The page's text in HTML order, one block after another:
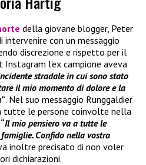
della giovane blogger, Peter
intervenire con un messaggio
discrezione e rispetto per il
l’ex campione aveva
stradale in cui sono stato
il mio momento di dolore e la
”. Nel suo messaggio Runggaldier
tutte le persone coinvolte nella
“Il mio pensiero va a tutte le
Confido nella vostra
inoltre precisato di non voler
dichiarazioni.